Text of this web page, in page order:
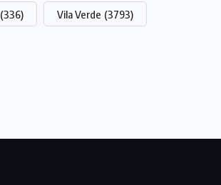
(336) Vila Verde (3793)